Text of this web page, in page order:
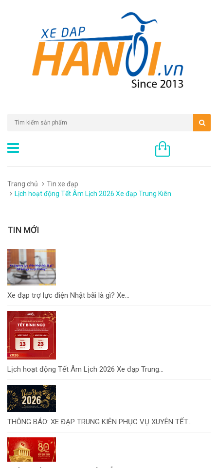
Trang chủ
Tin xe đạp
Lịch hoạt động Tết Âm Lịch 2026 Xe đạp Trung Kiên
TIN MỚI
Xe đạp trợ lực điện Nhật bãi là gì? Xe...
Lịch hoạt động Tết Âm Lịch 2026 Xe đạp Trung...
THÔNG BÁO: XE ĐẠP TRUNG KIÊN PHỤC VỤ XUYÊN TẾT...